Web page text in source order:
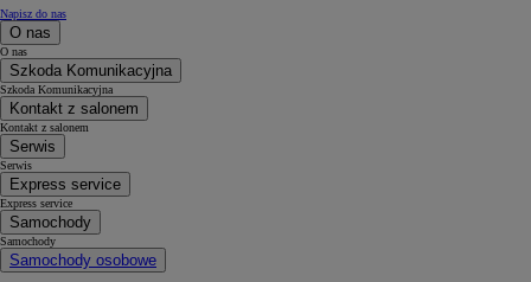
Napisz do nas
O nas
O nas
Szkoda Komunikacyjna
Szkoda Komunikacyjna
Kontakt z salonem
Kontakt z salonem
Serwis
Serwis
Express service
Express service
Samochody
Samochody
Samochody osobowe